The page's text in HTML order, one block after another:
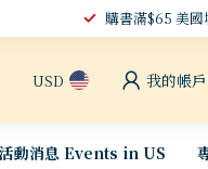
購書滿$65 美國
USD 我的帳戶
動消息 Events in US